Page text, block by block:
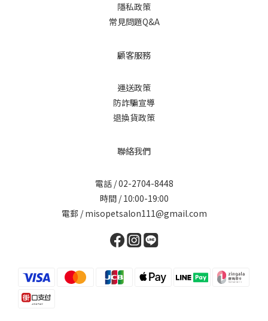
隱私政策
常見問題Q&A
顧客服務
運送政策
防詐騙宣導
退換貨政策
聯絡我們
電話 / 02-2704-8448
時間 / 10:00-19:00
電郵 / misopetsalon111@gmail.com